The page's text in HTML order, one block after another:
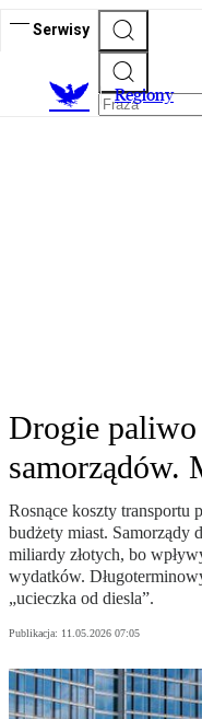
Serwisy
Regiony
Drogie paliwo
samorządów.
Rosnące koszty transportu
budżety miast. Samorządy
miliardy złotych, bo
wydatków.
„ucieczka od diesla”.
Publikacja: 11.05.2026 07:05